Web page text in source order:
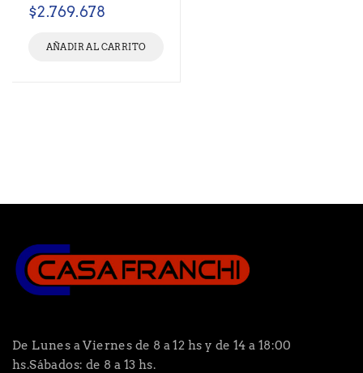
$2.769.678
AÑADIR AL CARRITO
De Lunes a Viernes de 8 a 12 hs y de 14 a 18:00
hs.Sábados: de 8 a 13 hs.